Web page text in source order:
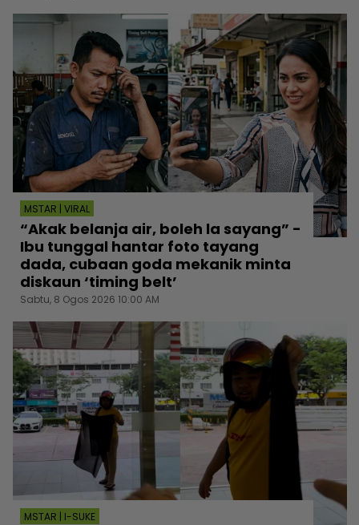
MSTAR | VIRAL
“Akak belanja air, boleh la sayang” -
Ibu tunggal hantar foto tayang
dada, cubaan goda mekanik minta
diskaun ‘timing belt’
Sabtu, 8 Ogos 2026 10:00 AM
MSTAR | I-SUKE